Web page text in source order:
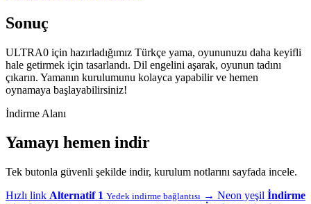
Sonuç
ULTRA0 için hazırladığımız Türkçe yama, oyununuzu daha keyifli
hale getirmek için tasarlandı. Dil engelini aşarak, oyunun tadını
çıkarın. Yamanın kurulumunu kolayca yapabilir ve hemen
oynamaya başlayabilirsiniz!
İndirme Alanı
Yamayı hemen indir
Tek butonla güvenli şekilde indir, kurulum notlarını sayfada incele.
Hızlı link Alternatif 1 Yedek indirme bağlantısı → Neon yeşil İndirme